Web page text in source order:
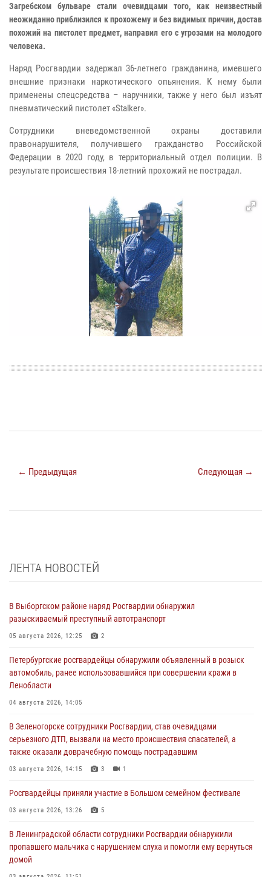
Загребском бульваре стали очевидцами того, как неизвестный
неожиданно приблизился к прохожему и без видимых причин, достав
похожий на пистолет предмет, направил его с угрозами на молодого
человека.
Наряд Росгвардии задержал 36-летнего гражданина, имевшего
внешние признаки наркотического опьянения. К нему были
применены спецсредства – наручники, также у него был изъят
пневматический пистолет «Stalker».
Сотрудники вневедомственной охраны доставили
правонарушителя, получившего гражданство Российской
Федерации в 2020 году, в территориальный отдел полиции. В
результате происшествия 18-летний прохожий не пострадал.
← Предыдущая Следующая →
ЛЕНТА НОВОСТЕЙ
В Выборгском районе наряд Росгвардии обнаружил
разыскиваемый преступный автотранспорт
05 августа 2026, 12:25 2
Петербургские росгвардейцы обнаружили объявленный в розыск
автомобиль, ранее использовавшийся при совершении кражи в
Ленобласти
04 августа 2026, 14:05
В Зеленогорске сотрудники Росгвардии, став очевидцами
серьезного ДТП, вызвали на место происшествия спасателей, а
также оказали доврачебную помощь пострадавшим
03 августа 2026, 14:15 3 1
Росгвардейцы приняли участие в Большом семейном фестивале
03 августа 2026, 13:26 5
В Ленинградской области сотрудники Росгвардии обнаружили
пропавшего мальчика с нарушением слуха и помогли ему вернуться
домой